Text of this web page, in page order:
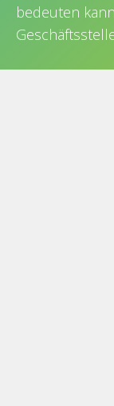
bedeuten